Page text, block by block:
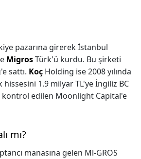
pazarına girerek İstanbul
MigrosTürk'ü kurdu. Bu şirketi
sattı. Koç Holding ise 2008 yılında
1.9 milyar TL'ye İngiliz BC
kontrol edilen Moonlight Capital'e
mı?
manasına gelen Ml-GROS